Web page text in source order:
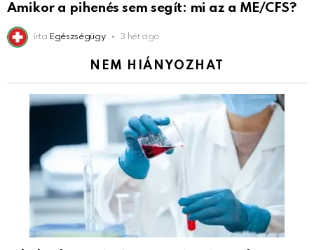
Amikor a pihenés sem segít: mi az a ME/CFS?
írta Egészségügy 3 hét ago
NEM HIÁNYOZHAT